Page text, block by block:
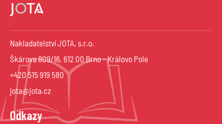
Nakladatelství JOTA, s.r.o.
Škárova 809/16, 612 00 Brno – Královo Pole
+420 515 919 580
jota@jota.cz
Odkazy